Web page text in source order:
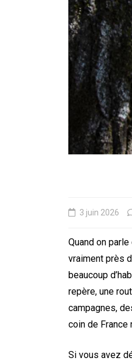
3 juin 2026
Quand on
vraiment près
beaucoup
repère, une
campagnes,
coin de France
Si vous avez